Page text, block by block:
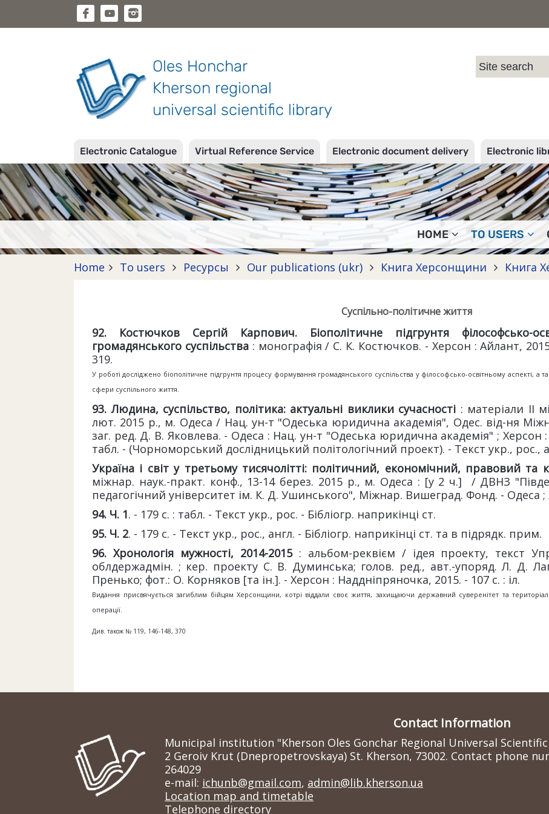
Oles Honchar
Kherson regional
universal scientific library
Electronic Catalogue Virtual Reference Service Electronic document delivery Electronic
HOME TO USERS
Home To users Ресурсы Our publications (ukr) Книга Херсонщини Книга
Суспільно-політичне життя
92. Костючков Сергій Карпович. Біополітичне підгрунтя філософсько-
громадянського суспільства: монографія / С. К. Костючков. - Херсон : Айлант,
319.
У роботі досліджено біополітичне підгрунтя процесу формування громадянського суспільства у філософсько-освітньому аспекті, а
сфери суспільного життя.
93. Людина, суспільство, політика: актуальні виклики сучасності : матеріали II
лют. 2015 р., м. Одеса / Нац. ун-т "Одеська юридична академія", Одес. від-ня
заг. ред. Д. В. Яковлева. - Одеса : Нац. ун-т "Одеська юридична академія" ; Херсон :
табл. - (Чорноморський дослідницький політологічний проект). - Текст укр., рос.,
Україна і світ у третьому тисячолітті: політичний, економічний, правовий та
міжнар. наук.-практ. конф., 13-14 берез. 2015 р., м. Одеса : [у 2 ч.] / ДВНЗ
педагогічний університет ім. К. Д. Ушинського", Міжнар. Вишеград. Фонд. - Одеса ;
94. Ч. 1. - 179 с. : табл. - Текст укр., рос. - Бібліогр. наприкінці ст.
95. Ч. 2. - 179 с. - Текст укр., рос., англ. - Бібліогр. наприкінці ст. та в підрядк. прим.
96. Хронологія мужності, 2014-2015: альбом-реквієм / ідея проекту, текст
облдержадмін. ; кер. проекту С. В. Думинська; голов. ред., авт.-упоряд. Л. Д.
Пренько; фот.: О. Корняков [та ін.]. - Херсон : Наддніпряночка, 2015. - 107 с. : іл.
Видання присвячується загиблим бійцям Херсонщини, котрі віддали своє життя, захищаючи державний суверенітет та
операції.
Див. також № 119, 146-148, 370
Contact Information
Municipal institution "Kherson Oles Gonchar Regional Universal
2 Geroiv Krut (Dnepropetrovskaya) St. Kherson, 73002. Contact phone
264029
e-mail: ichunb@gmail.com, admin@lib.kherson.ua
Location map and timetable
Telephone directory